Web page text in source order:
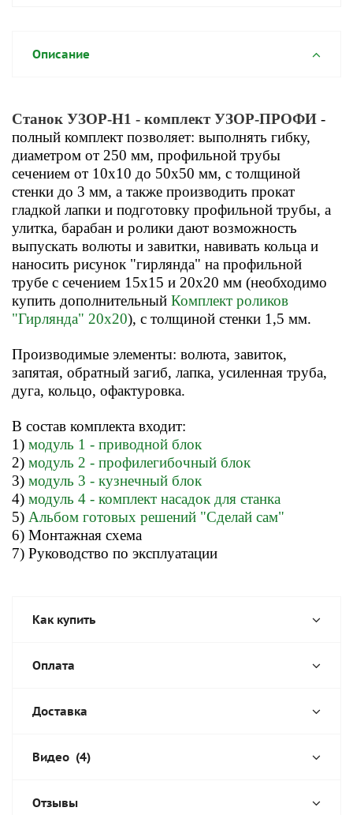
Описание
Станок УЗОР-Н1 - комплект УЗОР-ПРОФИ -
полный комплект позволяет: выполнять гибку,
диаметром от 250 мм, профильной трубы
сечением от 10x10 до 50x50 мм, с толщиной
стенки до 3 мм, а также производить прокат
гладкой лапки и подготовку профильной трубы, а
улитка, барабан и ролики дают возможность
выпускать волюты и завитки, навивать кольца и
наносить рисунок "гирлянда" на профильной
трубе с сечением 15x15 и 20x20 мм (необходимо
купить дополнительный Комплект роликов
"Гирлянда" 20x20), с толщиной стенки 1,5 мм.
Производимые элементы: волюта, завиток,
запятая, обратный загиб, лапка, усиленная труба,
дуга, кольцо, офактуровка.
В состав комплекта входит:
1) модуль 1 - приводной блок
2) модуль 2 - профилегибочный блок
3) модуль 3 - кузнечный блок
4) модуль 4 - комплект насадок для станка
5) Альбом готовых решений "Сделай сам"
6) Монтажная схема
7) Руководство по эксплуатации
Как купить
Оплата
Доставка
Видео (4)
Отзывы